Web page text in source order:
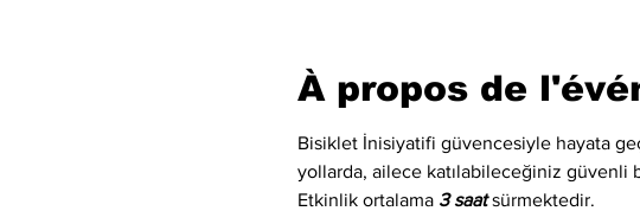
À propos de
Bisiklet İnisiyatifi güvencesiyle hayata
yollarda, ailece katılabileceğiniz güvenli
Etkinlik ortalama 3 saat sürmektedir.